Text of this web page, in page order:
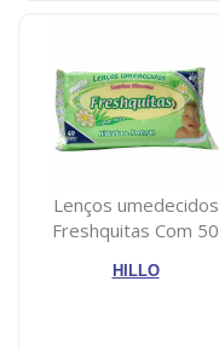
Lenços umedecidos
Freshquitas Com 50
HILLO